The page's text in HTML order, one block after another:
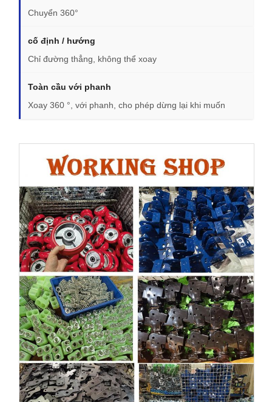
Chuyển 360°
cố định / hướng
Chỉ đường thẳng, không thể xoay
Toàn cầu với phanh
Xoay 360 °, với phanh, cho phép dừng lại khi muốn